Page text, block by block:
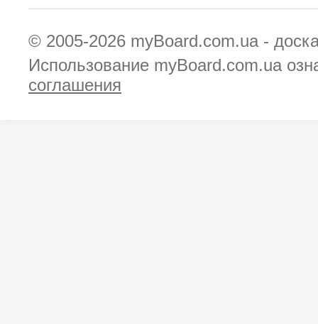
© 2005-2026 myBoard.com.ua -
Использование myBoard.com.ua
соглашения